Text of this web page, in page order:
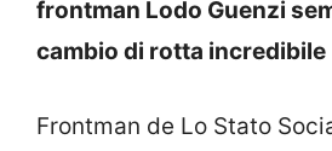
frontman Lodo Guenzi
cambio di rotta incredibile
Frontman de Lo Stato